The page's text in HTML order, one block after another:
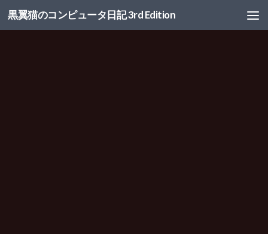
コンテンツへスキップ
黒翼猫のコンピュータ日記 3rd Edition